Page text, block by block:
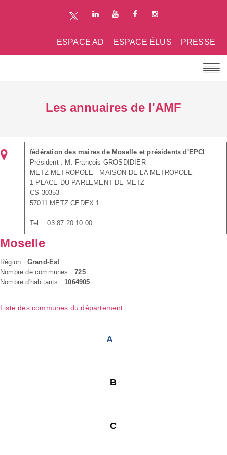
PRESSE
ESPACE ÉLUS
ESPACE AD
Les annuaires de l'AMF
fédération des maires de Moselle et présidents d'EPCI
Président : M. François GROSDIDIER
METZ METROPOLE - MAISON DE LA METROPOLE
1 PLACE DU PARLEMENT DE METZ
CS 30353
57011 METZ CEDEX 1
Tel. : 03 87 20 10 00
Moselle
Région : Grand-Est
Nombre de communes :725
Nombre d'habitants : 1064905
Liste des communes du département :
A
B
C